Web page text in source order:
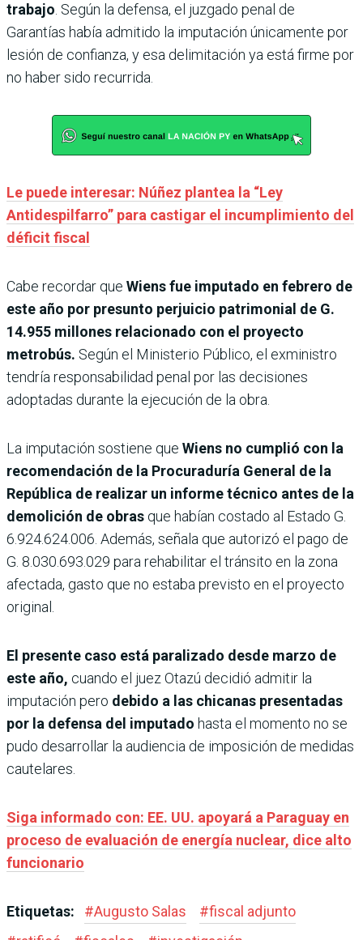
trabajo . Según la defensa, el juzgado penal de
Garantías había admitido la imputación únicamente por
lesión de confianza, y esa delimitación ya está firme por
no haber sido recurrida.
Le puede interesar: Núñez plantea la “Ley
Antidespilfarro” para castigar el incumplimiento del
déficit fiscal
Cabe recordar que Wiens fue imputado en febrero de
este año por presunto perjui­cio patrimonial de G.
14.955 millones relacionado con el proyecto
metrobús. Según el Ministerio Público, el exmi­nistro
tendría responsabili­dad penal por las decisiones
adoptadas durante la ejecu­ción de la obra.
La imputación sostiene que Wiens no cumplió con la
reco­mendación de la Procuradu­ría General de la
República de realizar un informe téc­nico antes de la
demolición de obras que habían costado al Estado G.
6.924.624.006. Además, señala que autorizó el pago de
G. 8.030.693.029 para rehabilitar el tránsito en la zona
afectada, gasto que no estaba previsto en el proyecto
original.
El presente caso está parali­zado desde marzo de
este año, cuando el juez Otazú decidió admitir la
imputación pero debido a las chicanas presen­tadas
por la defensa del impu­tado hasta el momento no se
pudo desarrollar la audien­cia de imposición de medidas
cautelares.
Siga informado con: EE. UU. apoyará a Paraguay en
proceso de evaluación de energía nuclear, dice alto
funcionario
Etiquetas: #Augusto Salas #fiscal adjunto